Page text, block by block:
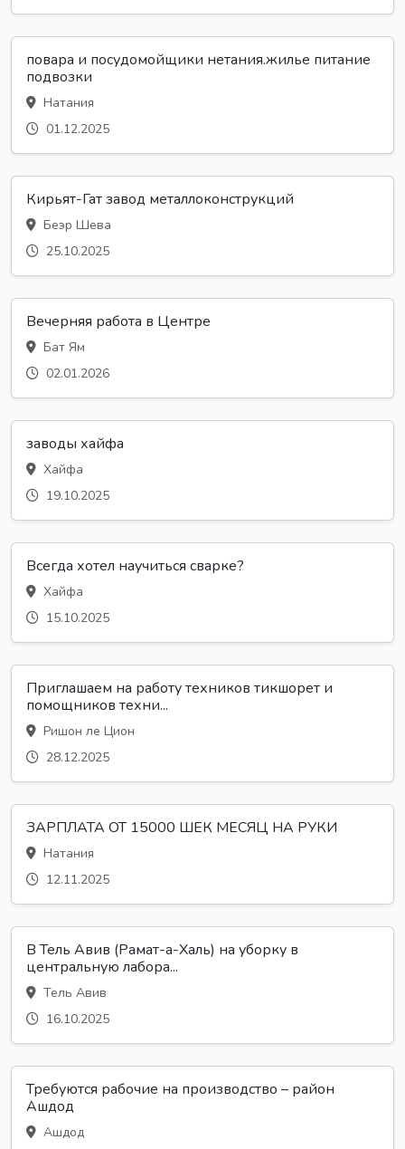
повара и посудомойщики нетания.жилье питание
подвозки
Натания
01.12.2025
Кирьят-Гат завод металлоконструкций
Беэр Шева
25.10.2025
Вечерняя работа в Центре
Бат Ям
02.01.2026
заводы хайфа
Хайфа
19.10.2025
Всегда хотел научиться сварке?
Хайфа
15.10.2025
Приглашаем на работу техников тикшорет и
помощников техни...
Ришон ле Цион
28.12.2025
ЗАРПЛАТА ОТ 15000 ШЕК МЕСЯЦ НА РУКИ
Натания
12.11.2025
В Тель Авив (Рамат-а-Халь) на уборку в
центральную лабора...
Тель Авив
16.10.2025
Требуются рабочие на производство – район
Ашдод
Ашдод